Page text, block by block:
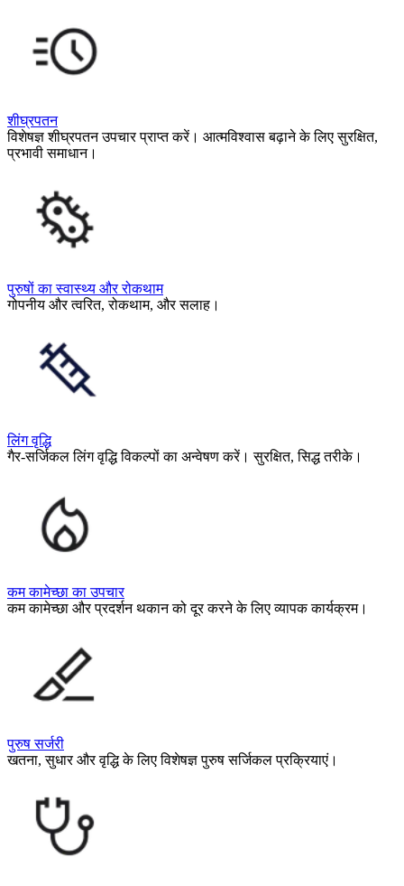
शीघ्रपतन
विशेषज्ञ शीघ्रपतन उपचार प्राप्त करें। आत्मविश्वास बढ़ाने के लिए सुरक्षित,
प्रभावी समाधान।
पुरुषों का स्वास्थ्य और रोकथाम
गोपनीय और त्वरित, रोकथाम, और सलाह।
लिंग वृद्धि
गैर-सर्जिकल लिंग वृद्धि विकल्पों का अन्वेषण करें। सुरक्षित, सिद्ध तरीके।
कम कामेच्छा का उपचार
कम कामेच्छा और प्रदर्शन थकान को दूर करने के लिए व्यापक कार्यक्रम।
पुरुष सर्जरी
खतना, सुधार और वृद्धि के लिए विशेषज्ञ पुरुष सर्जिकल प्रक्रियाएं।